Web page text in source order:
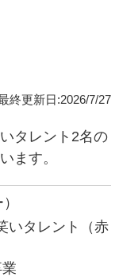
終更新日:2026/7/27
タレント2名の
ます。
いタレント（赤